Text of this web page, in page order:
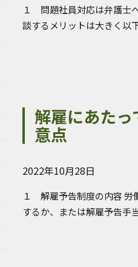
１ 問題社員対応は弁護士
談するメリットは大きく以
解雇にあた
意点
2022年10月28日
１ 解雇予告制度の内容 労
するか、または解雇予告手